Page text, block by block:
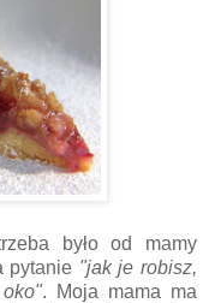
było od mamy
pytanie "jak je robisz,
. Moja mama ma